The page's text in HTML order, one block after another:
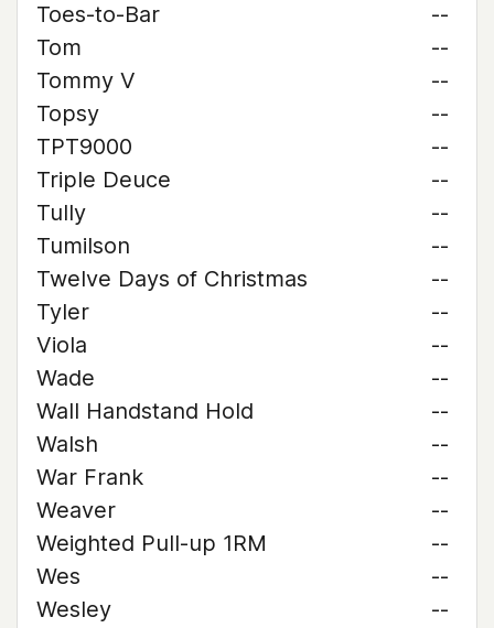
Toes-to-Bar
--
Tom
--
Tommy V
--
Topsy
--
TPT9000
--
Triple Deuce
--
Tully
--
Tumilson
--
Twelve Days of Christmas
--
Tyler
--
Viola
--
Wade
--
Wall Handstand Hold
--
Walsh
--
War Frank
--
Weaver
--
Weighted Pull-up 1RM
--
Wes
--
Wesley
--